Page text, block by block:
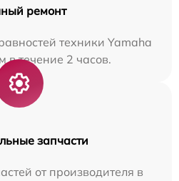
ремонт
техники Yamaha
в течение 2 часов.
запчасти
от производителя в